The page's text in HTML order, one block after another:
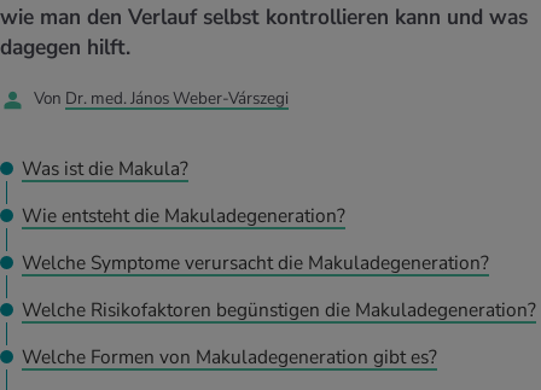
& Intoleranzen
BMI berechnen
Personal Health Coaching
THEMEN IM BEREICH BEWEGUNG
Kalorienverbrauch berechnen
Personal Health Coaching
THEMEN IM BEREICH ENTSPANNUNG
Glücklich sein
Personal Health Coaching
Wissen
Mund- & Zahnpflege
Personal Health Coaching
THEMEN IM BEREICH SERVICES
Angebote
wie man den Verlauf selbst kontrollieren kann und was
dagegen hilft.
Von Dr. med. János Weber-Várszegi
Was ist die Makula?
Wie entsteht die Makuladegeneration?
Welche Symptome verursacht die Makuladegeneration?
Welche Risikofaktoren begünstigen die Makuladegeneration?
Welche Formen von Makuladegeneration gibt es?